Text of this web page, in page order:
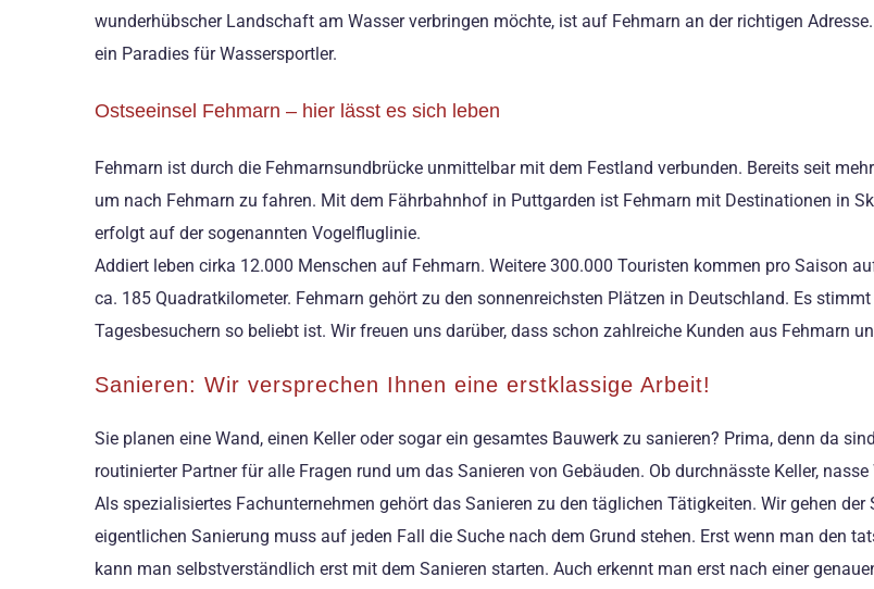
wunderhübscher Landschaft am Wasser verbringen möchte, ist auf Fehmarn an der richtigen
ein Paradies für Wassersportler.
Ostseeinsel Fehmarn – hier lässt es sich leben
Fehmarn ist durch die Fehmarnsundbrücke unmittelbar mit dem Festland verbunden. Bereits seit
um nach Fehmarn zu fahren. Mit dem Fährbahnhof in Puttgarden ist Fehmarn mit Destinationen in
erfolgt auf der sogenannten Vogelfluglinie.
Addiert leben cirka 12.000 Menschen auf Fehmarn. Weitere 300.000 Touristen kommen pro Saison
ca. 185 Quadratkilometer. Fehmarn gehört zu den sonnenreichsten Plätzen in Deutschland. Es
Tagesbesuchern so beliebt ist. Wir freuen uns darüber, dass schon zahlreiche Kunden aus Fehmarn
Sanieren: Wir versprechen Ihnen eine erstklassige Arbeit!
Sie planen eine Wand, einen Keller oder sogar ein gesamtes Bauwerk zu sanieren? Prima, denn da
routinierter Partner für alle Fragen rund um das Sanieren von Gebäuden. Ob durchnässte Keller,
Als spezialisiertes Fachunternehmen gehört das Sanieren zu den täglichen Tätigkeiten. Wir gehen
eigentlichen Sanierung muss auf jeden Fall die Suche nach dem Grund stehen. Erst wenn man den
kann man selbstverständlich erst mit dem Sanieren starten. Auch erkennt man erst nach einer